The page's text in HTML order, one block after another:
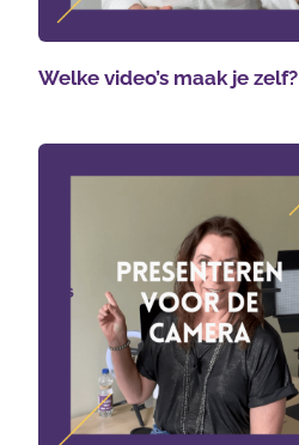
Welke video’s maak je zelf?